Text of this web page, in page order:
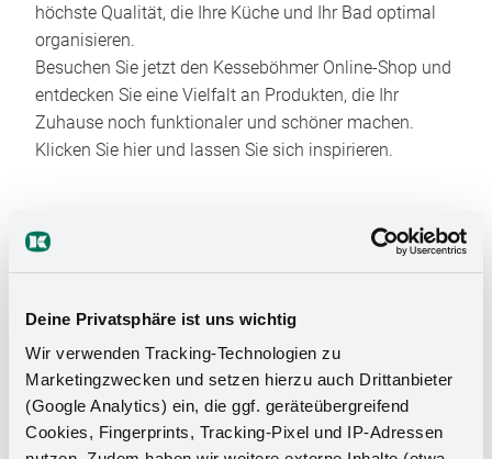
Deine Privatsphäre ist uns wichtig
Wir verwenden Tracking-Technologien zu
Marketingzwecken und setzen hierzu auch Drittanbieter
(Google Analytics) ein, die ggf. geräteübergreifend
Cookies, Fingerprints, Tracking-Pixel und IP-Adressen
höchste Qualität, die Ihre Küche und Ihr Bad optimal
organisieren.
Besuchen Sie jetzt den Kesseböhmer Online-Shop und
entdecken Sie eine Vielfalt an Produkten, die Ihr
Zuhause noch funktionaler und schöner machen.
Klicken Sie hier und lassen Sie sich inspirieren.
Das Stauraumwunder für Ihr
Badezimmer